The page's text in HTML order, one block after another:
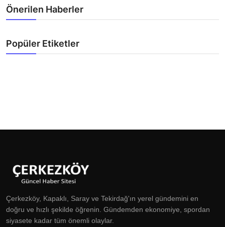
Önerilen Haberler
Popüler Etiketler
Çerkezköy, Kapaklı, Saray ve Tekirdağ'ın yerel gündemini en
doğru ve hızlı şekilde öğrenin. Gündemden ekonomiye, spordan
siyasete kadar tüm önemli olaylar.